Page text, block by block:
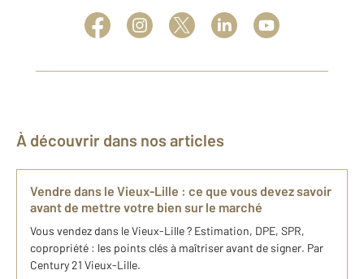
À découvrir dans nos articles
Vendre dans le Vieux-Lille : ce que vous devez savoir
avant de mettre votre bien sur le marché
Vous vendez dans le Vieux-Lille ? Estimation, DPE, SPR,
copropriété : les points clés à maîtriser avant de signer. Par
Century 21 Vieux-Lille.